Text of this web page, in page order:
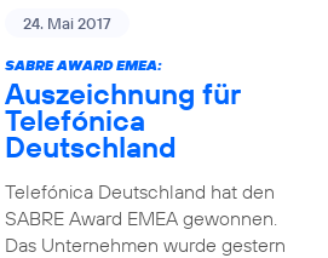
24. Mai 2017
SABRE AWARD EMEA:
Auszeichnung für
Telefónica
Deutschland
Telefónica Deutschland hat den
SABRE Award EMEA gewonnen.
Das Unternehmen wurde gestern